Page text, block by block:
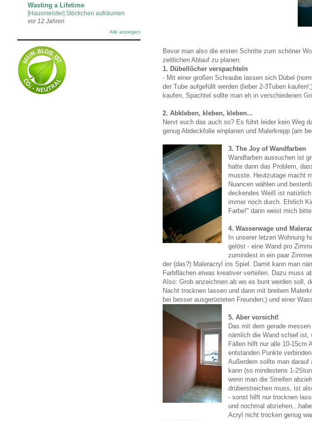
Bevor man also die ersten Schritte zum schöner
zeitlichen Ablauf zu planen:
1. Dübellöcher verspachteln
- Mit einer großen Schraube lassen sich Dübel
der Tube aufgefüllt werden (lieber 2-3Tuben
kaufen, Spachtel sollte man eh in verschiedenen
2. Abkleben, kleben, kleben...
Nervt euch das auch so? Es führt leider kein Weg
genug Abdeckfolie einplanen und Malerkrepp (am
3. The Joy of Wandfarben
Wandfarben aussuchen ist
hatte dann das Problem,
musste. Heutzutage macht
Nuancen wählen und
deckendes Weiß ist
immer noch durch. Ehrlich
Farbe!" dann weist mich
4. Wasserwage und
In unserer letzen Wohnung
gelöst - eine Wand pro
zumindest in ein paar
der (das?) Maleracryl ins Spiel. Damit kann man
Farbflächen etwas kreativer verteilen. Dazu muss
Also: Grob anzeichnen ab wo es bunt werden soll,
Nacht trocknen lassen und dann mit breitem
bei besser ausgerüsteten Freunden;) und einer
5. Aber vorsicht!
Das mit dem gerade
nämlich die Wand schief ist,
Fällen hilft nur alle 10-15cm
entstanden Punkte
Außerdem sollte man
kann (so mindestens 1-
wenn man die Streifen
drüberstreichen muss, ist
- sonst hilft nur trocknen
und nochmal
Acryl nicht trocken genug
Wasting a Lifetime
[Hausmeister] Stöckchen aufräumen
vor 12 Jahren
Alle anzeigen